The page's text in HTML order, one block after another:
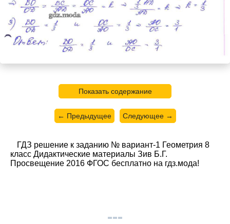
Показать содержание
← Предыдущее Следующее →
ГДЗ решение к заданию № вариант-1 Геометрия 8
класс Дидактические материалы Зив Б.Г.
Просвещение 2016 ФГОС бесплатно на гдз.мода!